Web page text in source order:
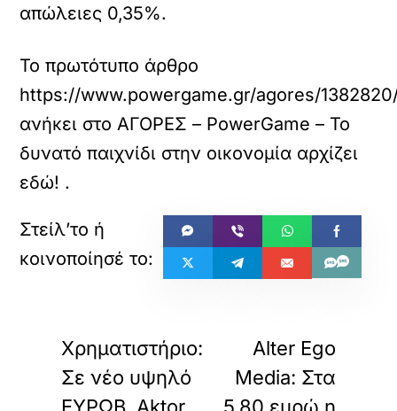
απώλειες 0,35%.
Το πρωτότυπο άρθρο
https://www.powergame.gr/agores/
ανήκει στοΑΓΟΡΕΣ – PowerGame – Το
δυνατό παιχνίδι στην οικονομία αρχίζει
εδώ! .
Χρηματιστήριο:
Σε νέο υψηλό
Alter Ego
Media: Στα